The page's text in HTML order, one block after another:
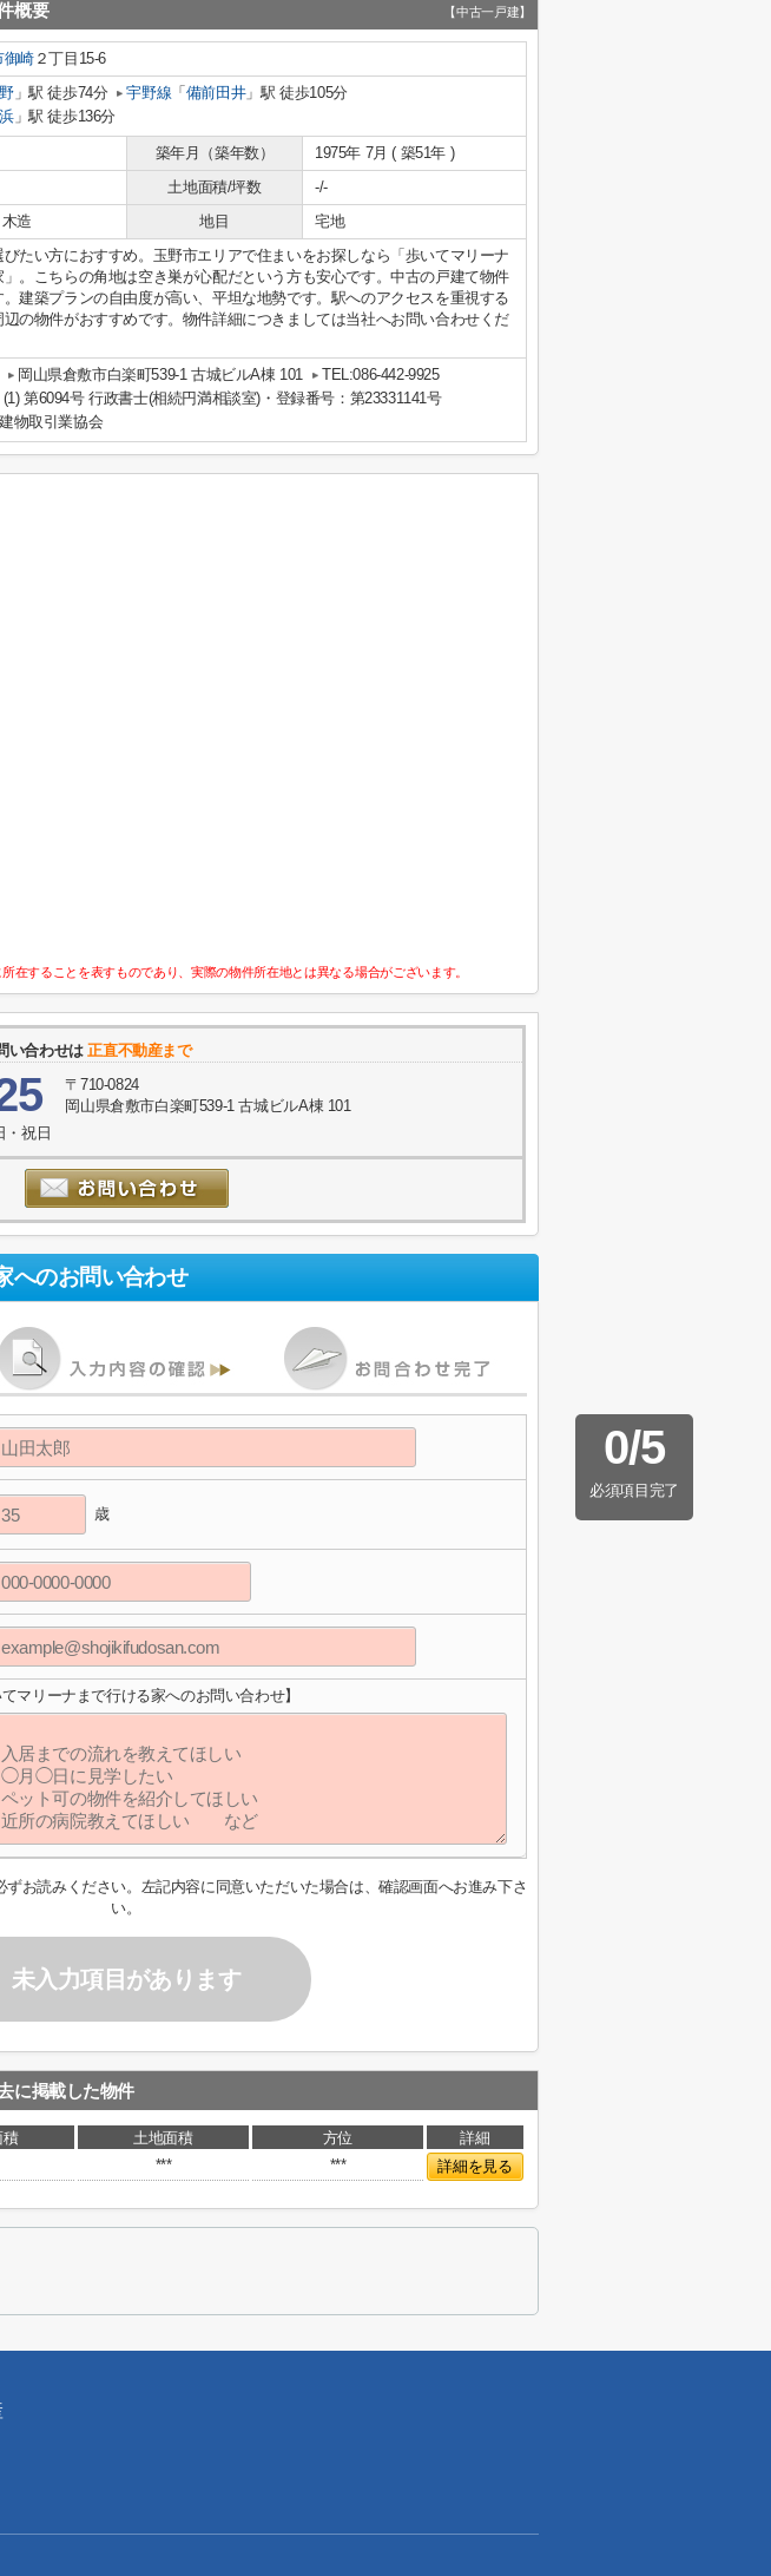
概要 【中古一戸建】
御崎２丁目15-6
」駅 徒歩74分 宇野線 「 備前田井」駅 徒歩105分
」駅 徒歩136分
築年月（築年数）
1975年 7月 ( 築51年 )
土地面積/坪数
-/-
造 地目 宅地
びたい方におすすめ。玉野市エリアで住まいをお探しなら「歩いてマリーナ
」。こちらの角地は空き巣が心配だという方も安心です。中古の戸建て物件
建築プランの自由度が高い、平坦な地勢です。駅へのアクセスを重視する
辺の物件がおすすめです。物件詳細につきましては当社へお問い合わせくだ
岡山県倉敷市白楽町539-1 古城ビルA棟 101
TEL:086-442-9925
第6094号 行政書士(相続円満相談室)・登録番号：第23331141号
物取引業協会
在することを表すものであり、実際の物件所在地とは異なる場合がございます。
い合わせは正直不動産まで
〒710-0824
岡山県倉敷市白楽町539-1 古城ビルA棟 101
・祝日
へのお問い合わせ
0/5
必須項目完了
歳
てマリーナまで行ける家へのお問い合わせ】
ずお読みください。左記内容に同意いただいた場合は、確認画面へお進み下さ
い。
未入力項目があります
に掲載した物件
積 土地面積 方位
詳細
*** *** 詳細を見る